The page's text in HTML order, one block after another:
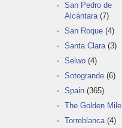
San Pedro de
Alcántara (7)
San Roque (4)
Santa Clara (3)
Selwo (4)
Sotogrande (6)
Spain (365)
The Golden Mile
Torreblanca (4)